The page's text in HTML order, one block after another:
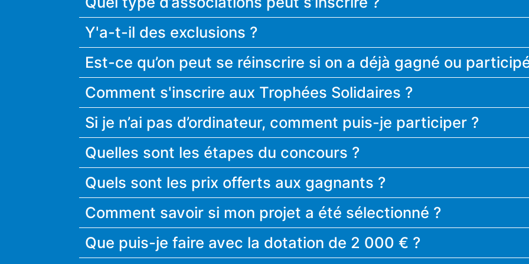
Y'a-t-il des exclusions ?
Est-ce qu’on peut se réinscrire si on a déjà gagné ou
Comment s'inscrire aux Trophées Solidaires ?
Si je n’ai pas d’ordinateur, comment puis-je participer ?
Quelles sont les étapes du concours ?
Quels sont les prix offerts aux gagnants ?
Comment savoir si mon projet a été sélectionné ?
Que puis-je faire avec la dotation de 2 000 € ?